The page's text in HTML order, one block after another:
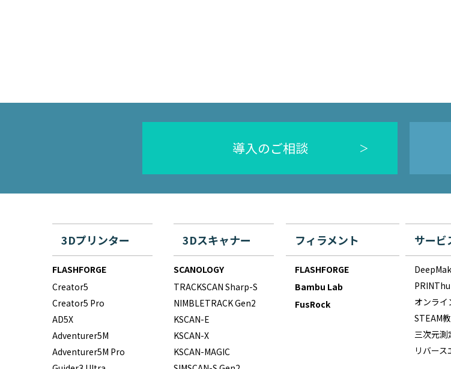
導入のご相談
3Dプリンター
FLASHFORGE
Creator5
Creator5 Pro
AD5X
Adventurer5M
Adventurer5M Pro
3Dスキャナー
SCANOLOGY
TRACKSCAN Sharp-S
NIMBLETRACK Gen2
KSCAN-E
KSCAN-X
KSCAN-MAGIC
フィラメント
FLASHFORGE
Bambu Lab
FusRock
サービ
オンライ
STEAM
三次元測
リバー